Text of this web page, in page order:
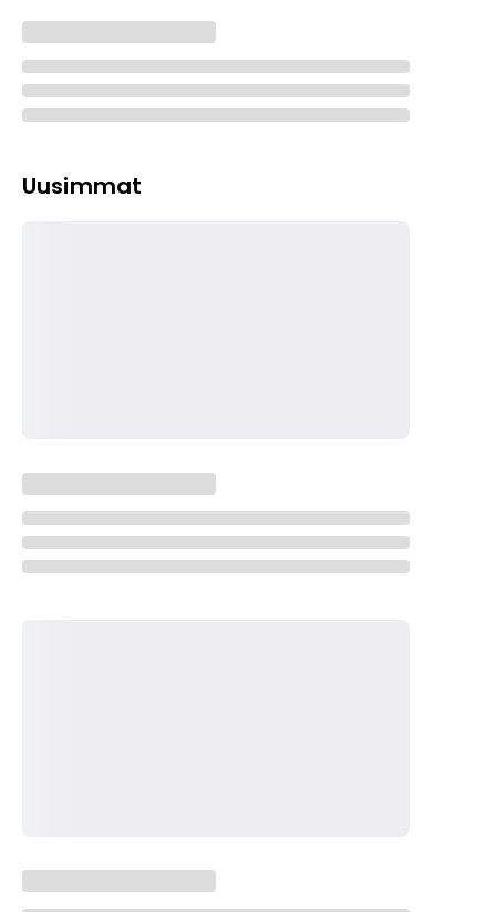
Uusimmat